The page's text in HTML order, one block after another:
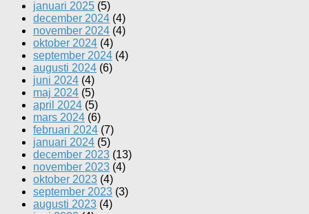
januari 2025 (5)
december 2024 (4)
november 2024 (4)
oktober 2024 (4)
september 2024 (4)
augusti 2024 (6)
juni 2024 (4)
maj 2024 (5)
april 2024 (5)
mars 2024 (6)
februari 2024 (7)
januari 2024 (5)
december 2023 (13)
november 2023 (4)
oktober 2023 (4)
september 2023 (3)
augusti 2023 (4)